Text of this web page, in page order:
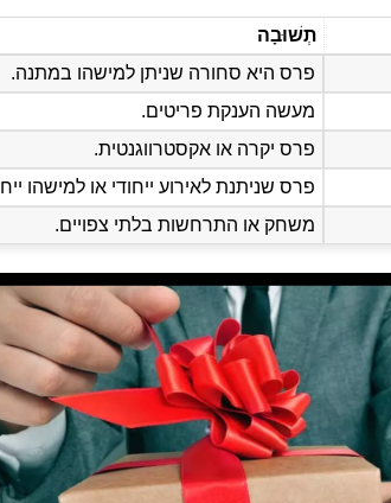
תְשׁוּבָה
פרס היא סחורה שניתן למישהו במתנה.
מעשה הענקת פריטים.
פרס יקרה או אקסטרווגנטית.
פרס שניתנת לאירוע ייחודי או למישהו
משחק או התרחשות בלתי צפויים.